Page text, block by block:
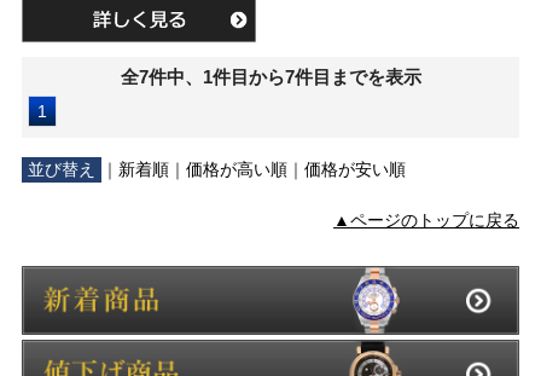
全7件中、1件目から7件目までを表示
1
並び替え ｜ 新着順｜ 価格が高い順｜ 価格が安い順
▲ページのトップに戻る